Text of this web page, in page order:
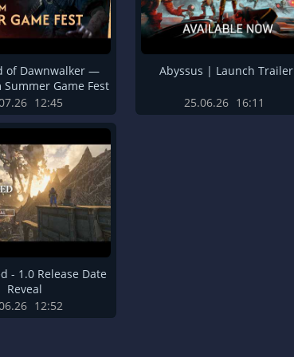
of Dawnwalker —
Game Fest
12:45
Abyssus | Launch Trailer
25.06.26 16:11
- 1.0 Release Date
Reveal
12:52